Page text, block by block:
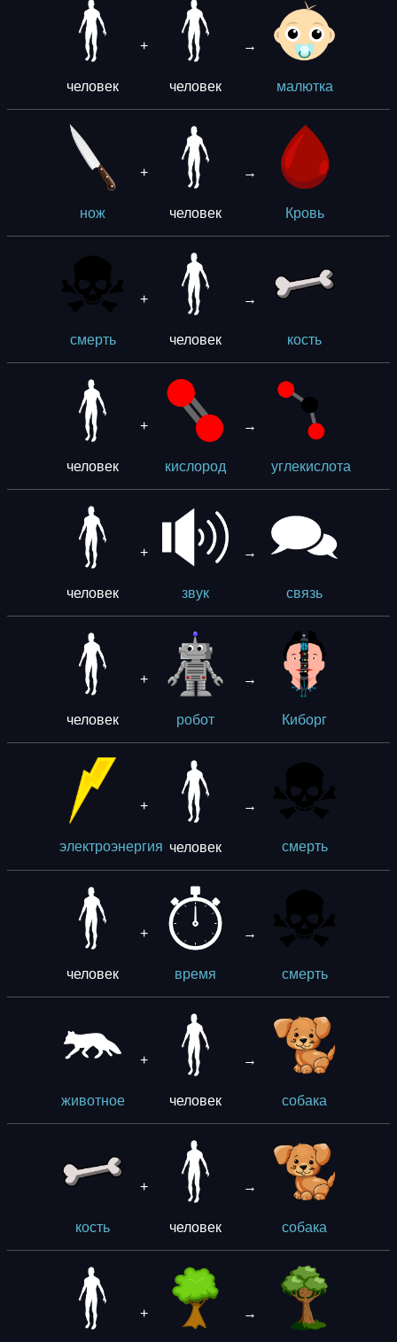
человек
+
человек
→
малютка
нож
+
человек
→
Кровь
смерть
+
человек
→
кость
человек
+
кислород
→
углекислота
человек
+
звук
→
связь
человек
+
робот
→
Киборг
электроэнергия
+
человек
→
смерть
человек
+
время
→
смерть
животное
+
человек
→
собака
кость
+
человек
→
собака
+ →